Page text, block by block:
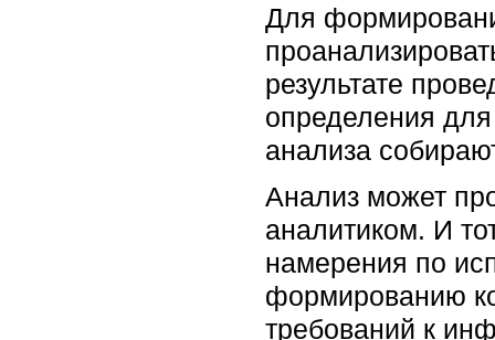
Для
результате
определения
анализа
Анализ может
аналитиком. И
намерения по
формированию
требований к